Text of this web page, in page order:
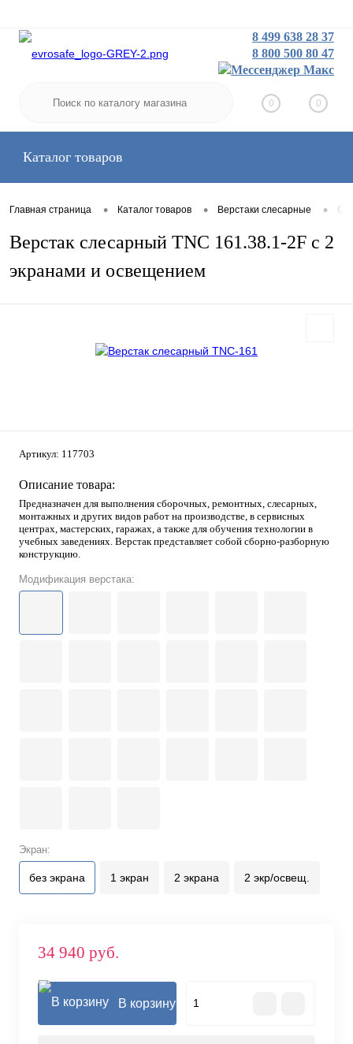
Заказать звонок
8 499 638 28 37
8 800 500 80 47
0 0
Каталог товаров
Главная страница • Каталог товаров • Верстаки слесарные •
Верстак слесарный TNC 161.38.1-2F с 2
экранами и освещением
Артикул: 117703
Описание товара:
Предназначен для выполнения сборочных, ремонтных, слесарных,
монтажных и других видов работ на производстве, в сервисных
центрах, мастерских, гаражах, а также для обучения технологии в
учебных заведениях. Верстак представляет собой сборно-разборную
конструкцию.
Модификация верстака:
Экран:
без экрана 1 экран 2 экрана 2 экр/освещ.
34 940 руб.
В корзину